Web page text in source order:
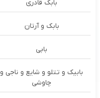
بابک قادری
بابک و آرتان
بابی
بابیک و تتلو و شایع و ناجی و
چاوشی